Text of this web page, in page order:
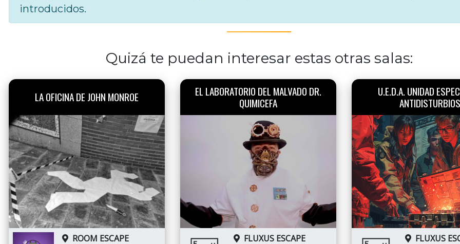
introducidos.
Quizá te puedan interesar estas otras salas:
LA OFICINA DE JOHN MONROE
ROOM ESCAPE
EL LABORATORIO DEL MALVADO DR.
QUIMICEFA
FLUXUS ESCAPE
U.E.D.A. UNIDAD
ANTIDISTURBIOS
FLUXUS